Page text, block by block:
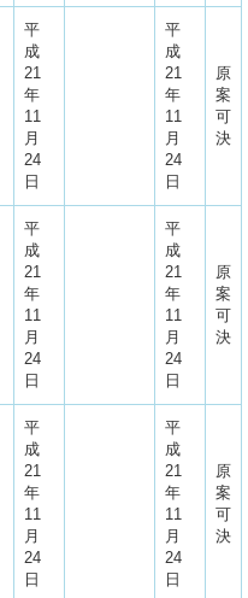
平
成
21
年
11
月
24
日
平
成
21
年
11
月
24
日
原
案
可
決
平
成
21
年
11
月
24
日
平
成
21
年
11
月
24
日
原
案
可
決
平
成
21
年
11
月
24
日
平
成
21
年
11
月
24
日
原
案
可
決